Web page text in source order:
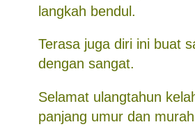
langkah bendul.
Terasa juga diri ini buat
dengan sangat.
Selamat ulangtahun
panjang umur dan